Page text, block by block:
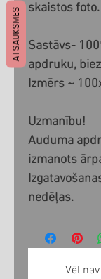
skaistos foto.
Sastāvs-
apdruku,
Izmērs ~
Uzmanību!
Auduma
izmanots
nedēļas.
Vēl
ATSAUKSMES